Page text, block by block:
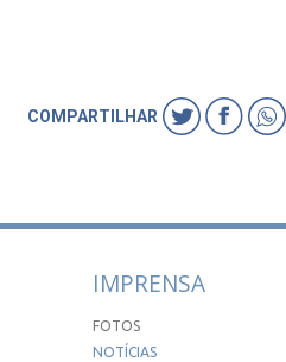
COMPARTILHAR
IMPRENSA
FOTOS
NOTÍCIAS